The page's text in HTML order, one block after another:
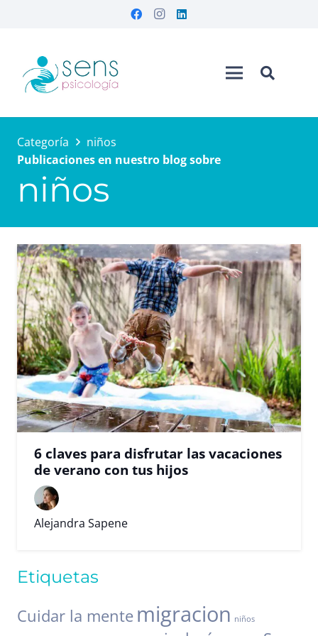
Categoría
niños
Publicaciones en nuestro blog sobre
niños
6 claves para disfrutar las vacaciones
de verano con tus hijos
Alejandra Sapene
Etiquetas
Cuidar la mente migracion niños